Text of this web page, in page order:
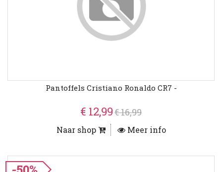
Pantoffels Cristiano Ronaldo CR7 -
€ 12,99€ 16,99
Naar shop Meer info